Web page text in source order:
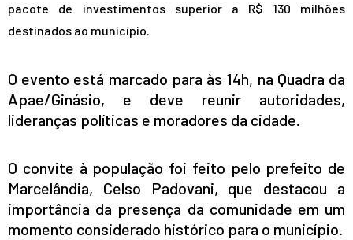
pacote de investimentos superior a R$ 130 milhões
destinados ao município.
O evento está marcado para às 14h, na Quadra da
Apae/Ginásio, e deve reunir autoridades,
lideranças políticas e moradores da cidade.
O convite à população foi feito pelo prefeito de
Marcelândia, Celso Padovani, que destacou a
importância da presença da comunidade em um
momento considerado histórico para o município.